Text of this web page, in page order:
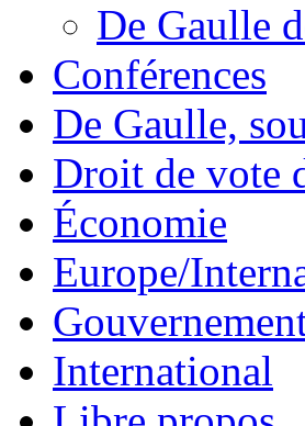
De Gaulle
Conférences
De Gaulle,
Droit de vote
Économie
Europe/
International